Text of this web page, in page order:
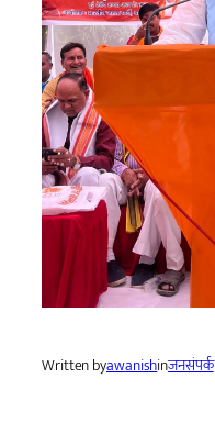
Written byawanishinजनसंपर्क